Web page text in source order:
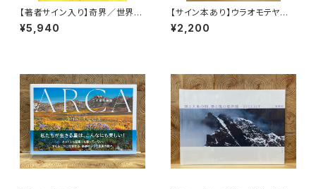
【著者サイン入り】奇界／世界
佐藤健寿作品集
¥5,940
【サイン本あり】ウラオモテヤマ
ネコ
¥2,200